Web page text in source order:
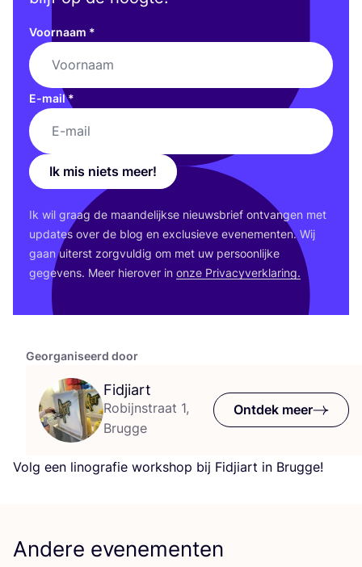
Georganiseerd door
Fidjiart
Robijnstraat 1,
Brugge
Ontdek meer
Volg een lino­gra­fie work­shop bij Fid­ji­art in Brugge!
Voornaam *
E-mail*
Ik mis niets meer!
Ik wil graag de maan­de­lijk­se nieuws­brief ont­van­gen met
upda­tes over de blog en exclu­sie­ve eve­ne­men­ten. Wij
gaan uiterst zorg­vul­dig om met uw per­soon­lij­ke
gege­vens. Meer hier­over in onze Pri­va­cy­ver­kla­ring.
Andere evenementen